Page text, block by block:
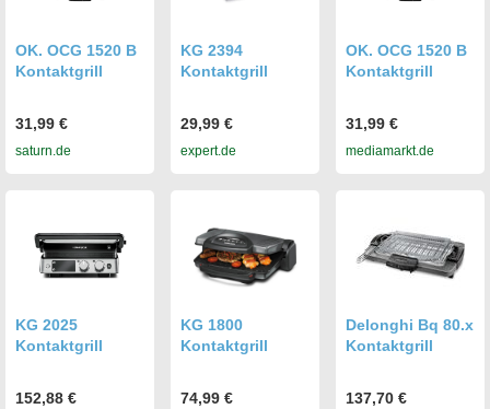
OK. OCG 1520 B
Kontaktgrill
31,99 €
saturn.de
KG 2394
Kontaktgrill
29,99 €
expert.de
OK. OCG 1520 B
Kontaktgrill
31,99 €
mediamarkt.de
KG 2025
Kontaktgrill
152,88 €
KG 1800
Kontaktgrill
74,99 €
Delonghi Bq 80.x
Kontaktgrill
137,70 €